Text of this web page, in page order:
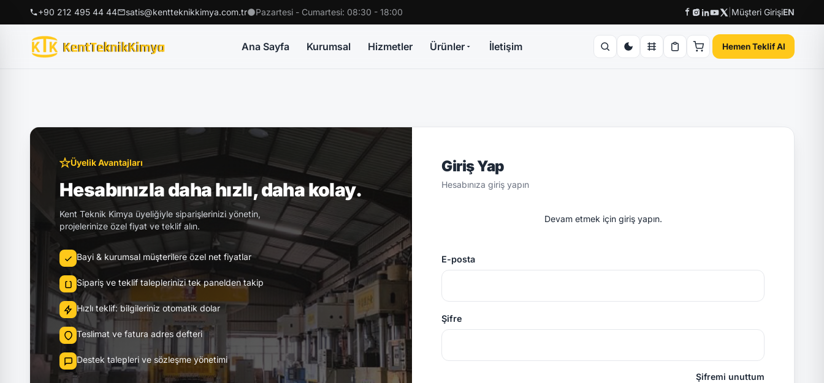
+90 212 495 44 44 satis@kentteknikkimya.com.tr Pazartesi - Cumartesi: 08:30 - 18:00 Müşteri GirişiEN
Ana Sayfa Kurumsal Hizmetler Ürünler İletişim Hemen Teklif Al
Üyelik Avantajları
Hesabınızla daha hızlı, daha kolay.
Kent Teknik Kimya üyeliğiyle siparişlerinizi yönetin,
projelerinize özel fiyat ve teklif alın.
Bayi & kurumsal müşterilere özel net fiyatlar
Sipariş ve teklif taleplerinizi tek panelden takip
Hızlı teklif: bilgileriniz otomatik dolar
Teslimat ve fatura adres defteri
Destek talepleri ve sözleşme yönetimi
Giriş Yap
Hesabınıza giriş yapın
Devam etmek için giriş yapın.
E-posta
Şifre
Şifremi unuttum